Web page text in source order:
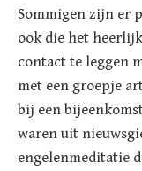
Sommigen zijn er
ook die het
contact te leggen
met een groepje
bij een
waren uit
engelenmeditatie